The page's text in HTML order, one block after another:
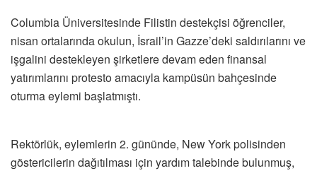
Columbia Üniversitesinde Filistin destekçisi öğrenciler,
nisan ortalarında okulun, İsrail’in Gazze’deki saldırılarını ve
işgalini destekleyen şirketlere devam eden finansal
yatırımlarını protesto amacıyla kampüsün bahçesinde
oturma eylemi başlatmıştı.
Rektörlük, eylemlerin 2. gününde, New York polisinden
göstericilerin dağıtılması için yardım talebinde bulunmuş,